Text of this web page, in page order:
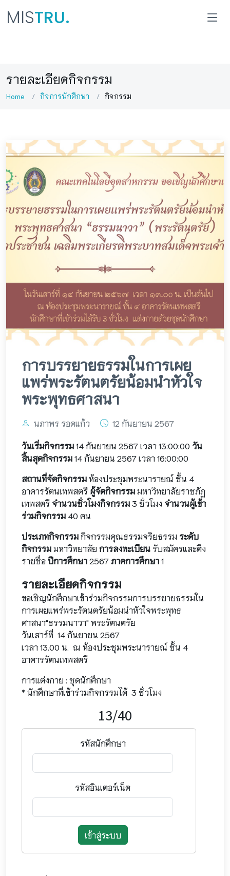
MISTRU.
รายละเอียดกิจกรรม
Home กิจการนักศึกษา กิจกรรม
การบรรยายธรรมในการเผย
แพร่พระรัตนตรัยน้อมนำหัวใจ
พระพุทธศาสนา
นภาพร รอดแก้ว 12 กันยายน 2567
วันเริ่มกิจกรรม14 กันยายน 2567 เวลา 13:00:00 วัน
สิ้นสุดกิจกรรม14 กันยายน 2567 เวลา 16:00:00
สถานที่จัดกิจกรรมห้องประชุมพระนารายณ์ ชั้น 4
อาคารรัตนเทพสตรี ผู้จัดกิจกรรมมหาวิทยาลัยราชภัฏ
เทพสตรีจำนวนชั่วโมงกิจกรรม3 ชั่วโมง จำนวนผู้เข้า
ร่วมกิจกรรม 40 คน
ประเภทกิจกรรมกิจกรรมคุณธรรมจริยธรรม ระดับ
กิจกรรมมหาวิทยาลัย การลงทะเบียน รับสมัครและดึง
รายชื่อปีการศึกษา2567ภาคการศึกษา1
รายละเอียดกิจกรรม
ขอเชิญนักศึกษาเข้าร่วมกิจกรรมการบรรยายธรรมใน
การเผยแพร่พระรัตนตรัยน้อมนำหัวใจพระพุทธ
ศาสนา"ธรรมนาวา" พระรัตนตรัย
วันเสาร์ที่ 14 กันยายน 2567
เวลา 13.00 น. ณ ห้องประชุมพระนารายณ์ ชั้น 4
อาคารรัตนเทพสตรี
การแต่งกาย : ชุดนักศึกษา
* นักศึกษาที่เข้าร่วมกิจกรรมได้ 3 ชั่วโมง
13/40
รหัสนักศึกษา
รหัสอินเตอร์เน็ต
เข้าสู่ระบบ